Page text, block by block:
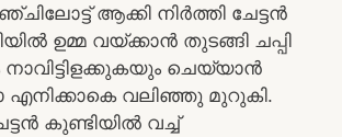
ആക്കി നിർത്തി ചേട്ടൻ
ഉമ്മ വയ്ക്കാൻ തുടങ്ങി ചപ്പി
ചെയ്യാൻ
എനിക്കാകെ വലിഞ്ഞു മുറുകി.
കുണ്ടിയിൽ വച്ച്